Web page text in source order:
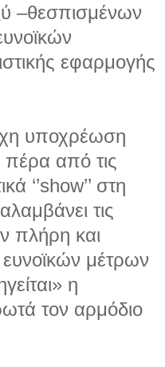
–θεσπισμένων
εφαρμογής
υποχρέωση
πέρα από τις
‘’show’’ στη
τις
πλήρη και
μέτρων
η
τον αρμόδιο